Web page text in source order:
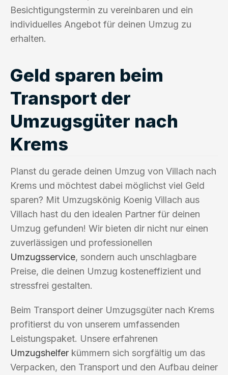
Besichtigungstermin zu vereinbaren und ein
individuelles Angebot für deinen Umzug zu
erhalten.
Geld sparen beim
Transport der
Umzugsgüter nach
Krems
Planst du gerade deinen Umzug von Villach nach
Krems und möchtest dabei möglichst viel Geld
sparen? Mit Umzugskönig Koenig Villach aus
Villach hast du den idealen Partner für deinen
Umzug gefunden! Wir bieten dir nicht nur einen
zuverlässigen und professionellen
Umzugsservice, sondern auch unschlagbare
Preise, die deinen Umzug kosteneffizient und
stressfrei gestalten.
Beim Transport deiner Umzugsgüter nach Krems
profitierst du von unserem umfassenden
Leistungspaket. Unsere erfahrenen
Umzugshelfer kümmern sich sorgfältig um das
Verpacken, den Transport und den Aufbau deiner